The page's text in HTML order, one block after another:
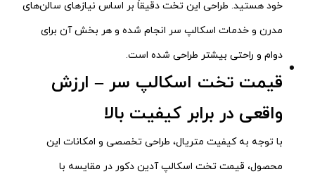
خود هستید. طراحی این تخت دقیقاً بر اساس نیازهای سالن‌های
مدرن و خدمات اسکالپ سر انجام شده و هر بخش آن برای
دوام و راحتی بیشتر طراحی شده است.
قیمت تخت اسکالپ سر – ارزش
واقعی در برابر کیفیت بالا
با توجه به کیفیت متریال، طراحی تخصصی و امکانات این
محصول، قیمت تخت اسکالپ آدین دکور در مقایسه با